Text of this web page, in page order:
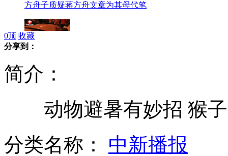
方舟子质疑蒋方舟文章为其母代笔
高考状元乘轿车高调游街惹争议
0顶 收藏
分享到：
简介：
动物避暑有妙招 猴子
分类名称： 中新播报